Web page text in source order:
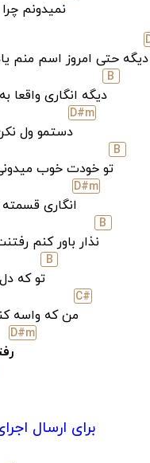
نمیدونم
دیگه حتی امروز اسم منم
B
دیگه انگاری واقعا
D#m
دستمو ول
B
تو خودت خوب
D#m
انگاری
B
نذار باور کنم
B
تو که
C#
من که واسه
D#m
برای ارسال